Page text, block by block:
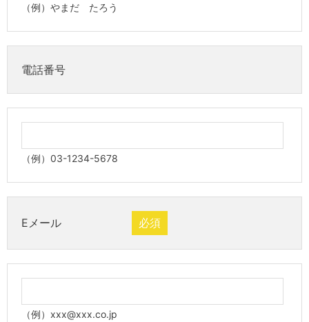
（例）やまだ たろう
電話番号
（例）03-1234-5678
Eメール 必須
（例）xxx@xxx.co.jp